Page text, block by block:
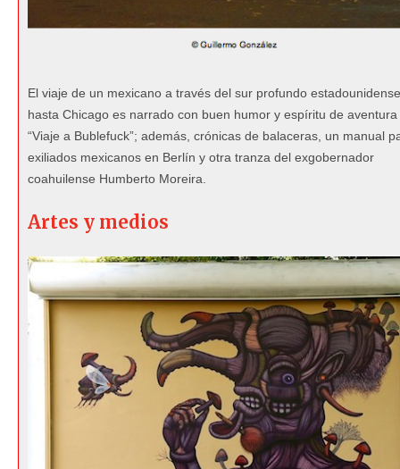
El viaje de un mexicano a través del sur profundo
hasta Chicago es narrado con buen humor y espíritu de aventura
“Viaje a Bublefuck”; además, crónicas de balaceras, un manual
exiliados mexicanos en Berlín y otra tranza del exgobernador
coahuilense Humberto Moreira.
Artes y medios